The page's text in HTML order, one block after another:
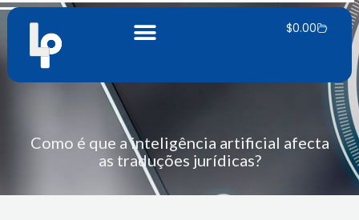
Saltar
conteúdo
$0.00
Como é que a inteligência artificial afecta
as traduções jurídicas?